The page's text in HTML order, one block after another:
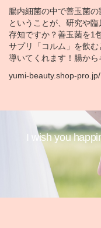
腸内細菌の中で善玉菌の
ということが、研究や
存知ですか？善玉菌を1
サプリ「コルム」を飲
導いてくれます！腸か
yumi-beauty.shop-pro.jp/
I wish you